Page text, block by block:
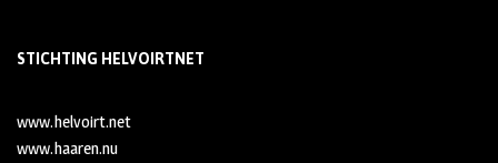
STICHTING HELVOIRTNET
www.helvoirt.net
www.haaren.nu